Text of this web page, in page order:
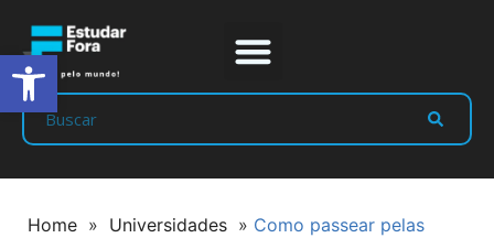
Home » Universidades » Como passear pelas
Abrir a barra de ferramentas